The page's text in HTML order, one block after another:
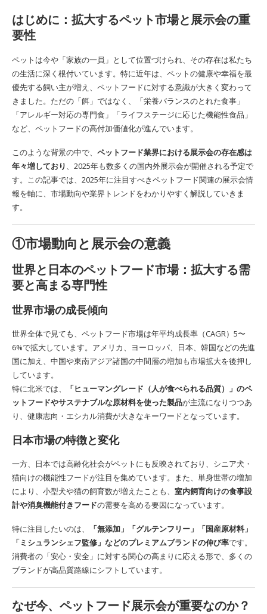
はじめに：拡大するペット市場と展示会の重
要性
ペットは今や「家族の一員」として位置づけられ、その存在は私たち
の生活に深く根付いています。特に近年は、ペットの健康や幸福を最
優先する飼い主が増え、ペットフードに対する意識が大きく変わって
きました。ただの「餌」ではなく、「栄養バランスのとれた食事」
「アレルギー対応の専門食」「ライフステージに応じた機能性食品」
など、ペットフードの高付加価値化が進んでいます。
このような背景の中で、 ペットフード業界における展示会の存在感は
年々増しており、2025年も数多くの国内外展示会が開催される予定で
す。この記事では、2025年に注目すべきペットフード関連の展示会情
報を軸に、市場動向や業界トレンドをわかりやすく解説していきま
す。
①市場動向と展示会の意義
世界と日本のペットフード市場：拡大する需
要と高まる専門性
世界市場の成長傾向
世界全体で見ても、ペットフード市場は年平均成長率（CAGR）5〜
6%で拡大しています。アメリカ、ヨーロッパ、日本、韓国などの先進
国に加え、中国や東南アジア諸国の中間層の増加も市場拡大を後押し
しています。
特に北米では、
「ヒューマングレード（人が食べられる品質）」のペ
ットフードやサステナブルな原材料を使った製品が主流になりつつあ
り、健康志向・エシカル消費が大きなキーワードとなっています。
日本市場の特徴と変化
一方、日本では高齢化社会がペットにも反映されており、シニア犬・
猫向けの機能性フードが注目を集めています。また、単身世帯の増加
により、小型犬や猫の飼育数が増えたことも、 室内飼育向けの食事設
計や消臭機能付きフードの需要を高める要因になっています。
特に注目したいのは、
「無添加」「グルテンフリー」「国産原材料」
「ミシュランシェフ監修」などのプレミアムブランドの伸び率です。
消費者の「安心・安全」に対する関心の高まりに応える形で、多くの
ブランドが高品質路線にシフトしています。
なぜ今、ペットフード展示会が重要なのか？